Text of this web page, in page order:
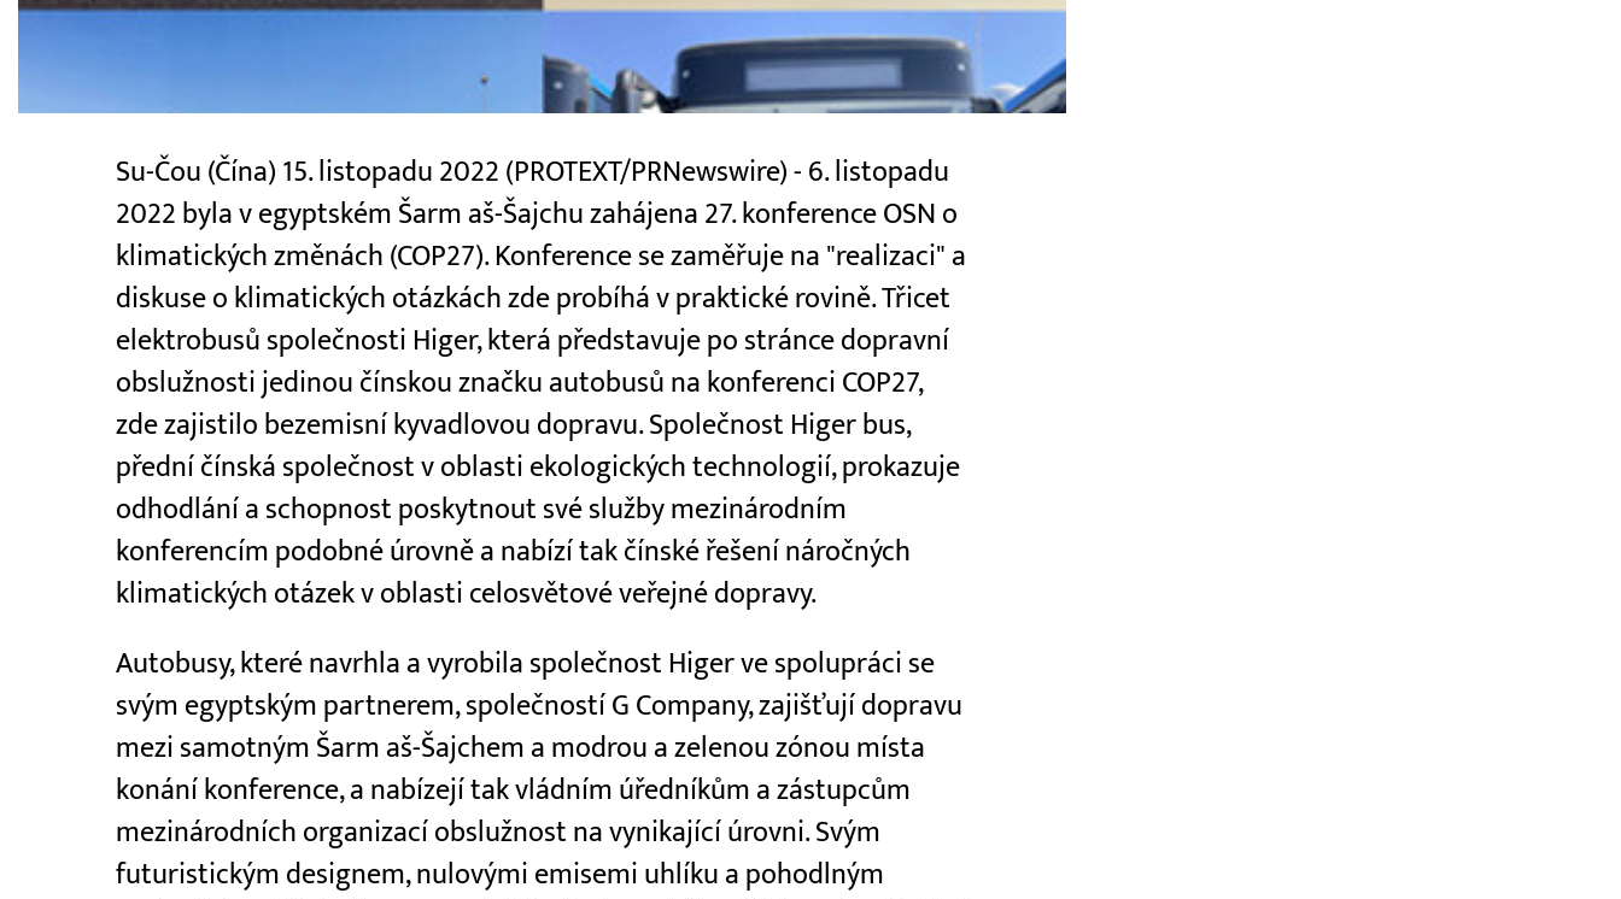
Su-Čou (Čína) 15. listopadu 2022 (PROTEXT/PRNewswire) - 6. listopadu
2022 byla v egyptském Šarm aš-Šajchu zahájena 27. konference OSN o
klimatických změnách (COP27). Konference se zaměřuje na "realizaci" a
diskuse o klimatických otázkách zde probíhá v praktické rovině. Třicet
elektrobusů společnosti Higer, která představuje po stránce dopravní
obslužnosti jedinou čínskou značku autobusů na konferenci COP27,
zde zajistilo bezemisní kyvadlovou dopravu. Společnost Higer bus,
přední čínská společnost v oblasti ekologických technologií, prokazuje
odhodlání a schopnost poskytnout své služby mezinárodním
konferencím podobné úrovně a nabízí tak čínské řešení náročných
klimatických otázek v oblasti celosvětové veřejné dopravy.
Autobusy, které navrhla a vyrobila společnost Higer ve spolupráci se
svým egyptským partnerem, společností G Company, zajišťují dopravu
mezi samotným Šarm aš-Šajchem a modrou a zelenou zónou místa
konání konference, a nabízejí tak vládním úředníkům a zástupcům
mezinárodních organizací obslužnost na vynikající úrovni. Svým
futuristickým designem, nulovými emisemi uhlíku a pohodlným